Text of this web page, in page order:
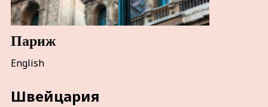
Париж
English
Швейцария